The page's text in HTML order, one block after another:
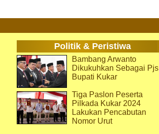
Politik & Peristiwa
Bambang Arwanto
Dikukuhkan Sebagai Pjs
Bupati Kukar
Tiga Paslon Peserta
Pilkada Kukar 2024
Lakukan Pencabutan
Nomor Urut